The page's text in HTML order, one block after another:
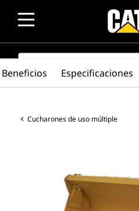
SEARCH
Cucharones de uso múltiple
Beneficios Especificaciones